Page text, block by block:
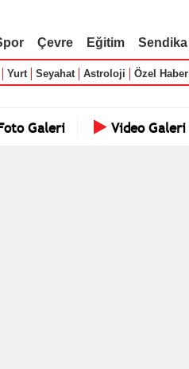
Çevre Eğitim Sendika
Yurt Seyahat Astroloji Özel Haber
Galeri Video Galeri